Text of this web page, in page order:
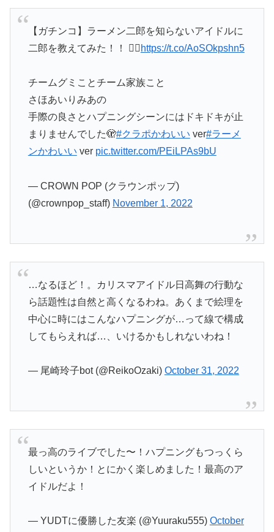
【ガチンコ】ラーメン二郎を知らないアイドルに
二郎を教えてみた！！ 💁‍♀️ https://t.co/AoSOkpshn5
チームグミことチーム家族こと
さほあいりみあの
手際の良さとハプニングシーンにはドキドキが止
まりませんでした🫣#クラポかわいい ver#ラーメ
ンかわいい ver pic.twitter.com/PEiLPAs9bU
— CROWN POP (クラウンポップ)
(@crownpop_staff) November 1, 2022
…なるほど！。カリスマアイドル日高舞の行動な
ら話題性は自然と高くなるわね。あくまで絵理を
中心に時にはこんなハプニングが…って線で構成
してもらえれば…、いけるかもしれないわね！
— 尾崎玲子bot (@ReikoOzaki) October 31, 2022
最っ高のライブでした〜！ハプニングもつっくら
しいというか！とにかく楽しめました！最高のア
イドルだよ！
— YUDTに優勝した友楽 (@Yuuraku555) October